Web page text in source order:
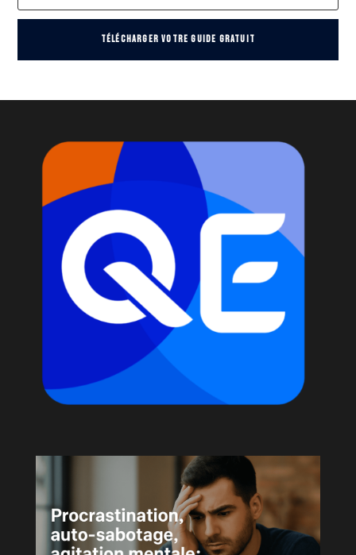
TÉLÉCHARGER VOTRE GUIDE GRATUIT